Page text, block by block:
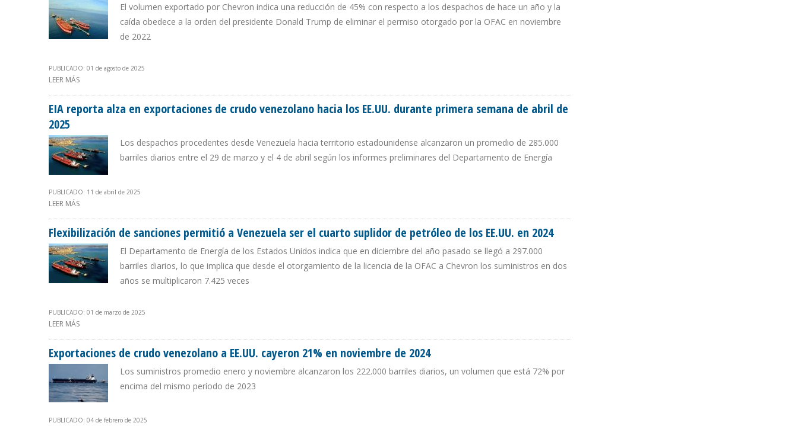
El volumen exportado por Chevron indica una reducción de 45% con respecto a los despachos de hace un año y la
caída obedece a la orden del presidente Donald Trump de eliminar el permiso otorgado por la OFAC en noviembre
de 2022
PUBLICADO: 01 de agosto de 2025
LEER MÁS
EIA reporta alza en exportaciones de crudo venezolano hacia los EE.UU. durante primera semana de abril de
2025
Los despachos procedentes desde Venezuela hacia territorio estadounidense alcanzaron un promedio de 285.000
barriles diarios entre el 29 de marzo y el 4 de abril según los informes preliminares del Departamento de Energía
PUBLICADO: 11 de abril de 2025
LEER MÁS
Flexibilización de sanciones permitió a Venezuela ser el cuarto suplidor de petróleo de los EE.UU. en 2024
El Departamento de Energía de los Estados Unidos indica que en diciembre del año pasado se llegó a 297.000
barriles diarios, lo que implica que desde el otorgamiento de la licencia de la OFAC a Chevron los suministros en dos
años se multiplicaron 7.425 veces
PUBLICADO: 01 de marzo de 2025
LEER MÁS
Exportaciones de crudo venezolano a EE.UU. cayeron 21% en noviembre de 2024
Los suministros promedio enero y noviembre alcanzaron los 222.000 barriles diarios, un volumen que está 72% por
encima del mismo período de 2023
PUBLICADO: 04 de febrero de 2025